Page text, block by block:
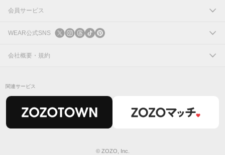
会員サービス
ログイン
新規会員登録
WEAR公式SNS
X
会社概要・規約
関連サービス
© ZOZO, Inc.